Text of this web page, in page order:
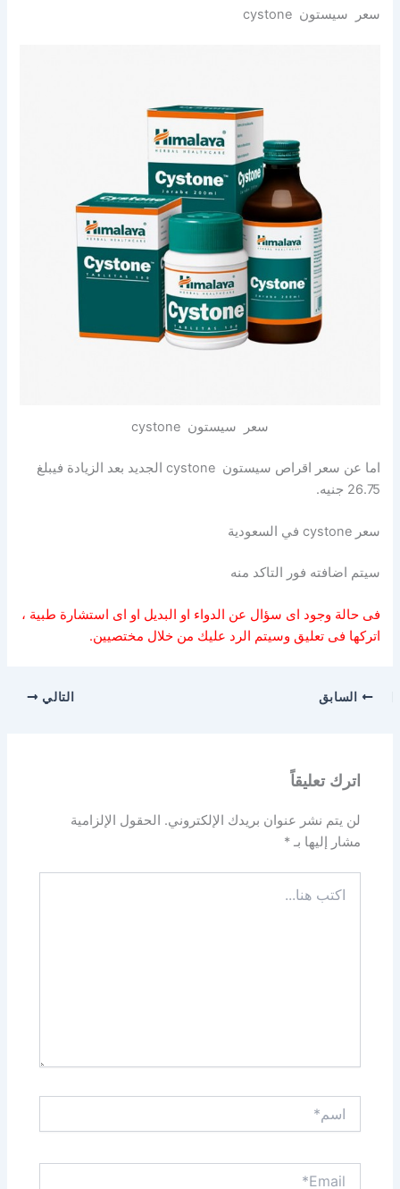
سعر سيستون cystone
سعر سيستون cystone
اما عن سعر اقراص سيستون cystone الجديد بعد الزيادة فيبلغ
26.75 جنيه.
سعر cystone في السعودية
سيتم اضافته فور التاكد منه
فى حالة وجود اى سؤال عن الدواء او البديل او اى استشارة طبية ،
اتركها فى تعليق وسيتم الرد عليك من خلال مختصيين.
السابق التالي
اترك تعليقاً
لن يتم نشر عنوان بريدك الإلكتروني. الحقول الإلزامية
مشار إليها بـ*
هنا...